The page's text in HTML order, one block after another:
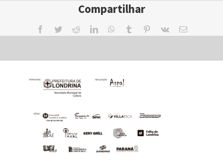
Compartilhar
Facebook
TwitterRedditLinkedInWhatsApp
Tumblr Pinterest
Vk Email